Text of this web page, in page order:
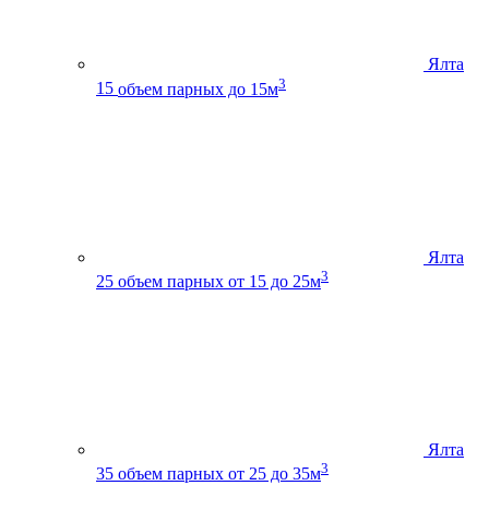
Ялта
15 объем парных до 15м3
Ялта
25 объем парных от 15 до 25м3
Ялта
35 объем парных от 25 до 35м3